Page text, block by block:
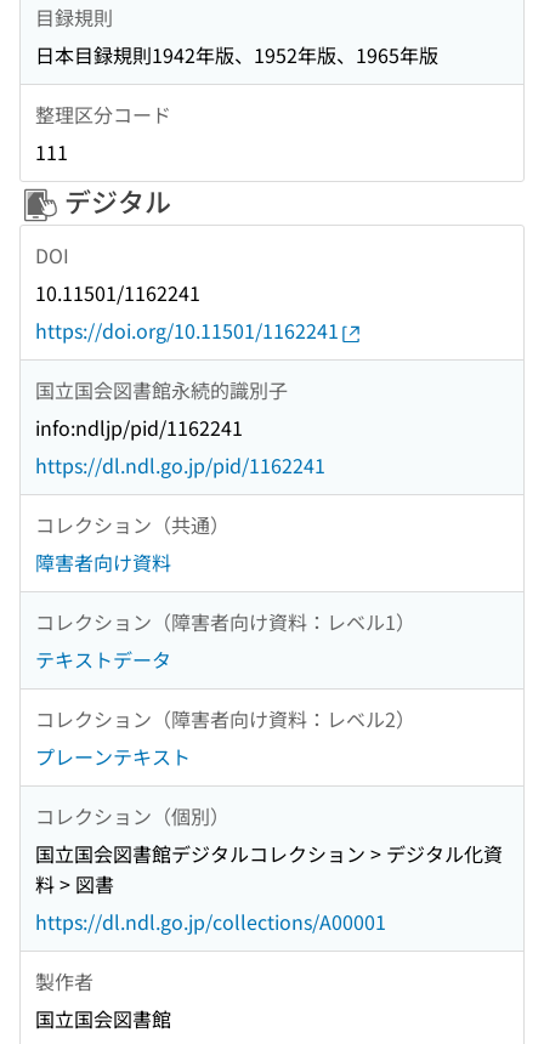
目録規則
日本目録規則1942年版、1952年版、1965年版
整理区分コード
111
デジタル
DOI
10.11501/1162241
https://doi.org/10.11501/1162241
国立国会図書館永続的識別子
info:ndljp/pid/1162241
https://dl.ndl.go.jp/pid/1162241
コレクション（共通）
障害者向け資料
コレクション（障害者向け資料：レベル1）
テキストデータ
コレクション（障害者向け資料：レベル2）
プレーンテキスト
コレクション（個別）
国立国会図書館デジタルコレクション > デジタル化資
料 > 図書
https://dl.ndl.go.jp/collections/A00001
製作者
国立国会図書館